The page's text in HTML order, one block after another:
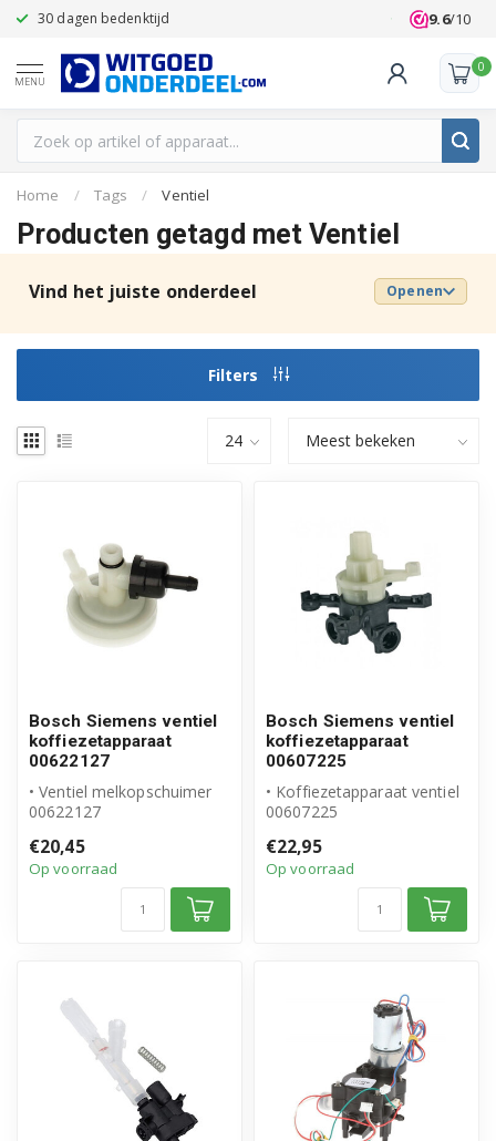
30 dagen bedenktijd Klanten
9.6/10
MENU
0
Home / Tags / Ventiel
Producten getagd met Ventiel
Vind het juiste onderdeel Openen
Filters
Bosch Siemens ventiel
koffiezetapparaat
00622127
• Ventiel melkopschuimer
00622127
product
• Inhoud v...
€20,45
Op voorraad
Bosch Siemens ventiel
koffiezetapparaat
00607225
• Koffiezetapparaat ventiel
00607225
product
• Inhou...
€22,95
Op voorraad